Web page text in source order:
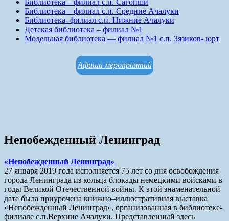
Библиотека – филиал с.п. Сагопши
Библиотека – филиал с.п. Средние Ачалуки
Библиотека- филиал с.п. Нижние Ачалуки
Детская библиотека – филиал №1
Модельная библиотека — филиал №1 с.п. Зязиков- юрт
Афиша мероприятий
Непобежденный Ленинград
«Непобежденный Ленинград»
27 января 2019 года исполняется 75 лет со дня освобождения
города Ленинграда из кольца блокады немецкими войсками в
годы Великой Отечественной войны. К этой знаменательной
дате была приурочена книжно–иллюстративная выставка
«Непобежденный Ленинград», организованная в библиотеке-
филиале с.п.Верхние Ачалуки. Представленный здесь